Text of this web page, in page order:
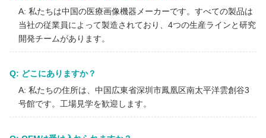
A: 私たちは中国の医療画像機器メーカーです。すべての製品は
当社の従業員によって製造されており、4つの生産ラインと研究
開発チームがあります。
Q: どこにありますか？
A: 私たちの住所は、中国広東省深圳市鳳凰区南太平洋雲創谷3
号館です。工場見学を歓迎します。